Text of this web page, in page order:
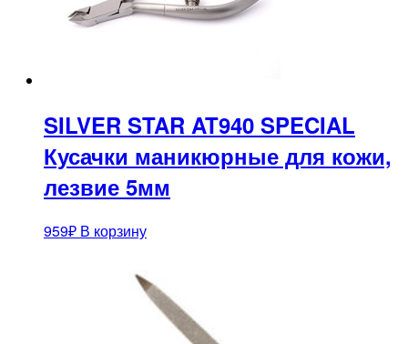
SILVER STAR AT940 SPECIAL
Кусачки маникюрные для кожи,
лезвие 5мм
959₽ В корзину